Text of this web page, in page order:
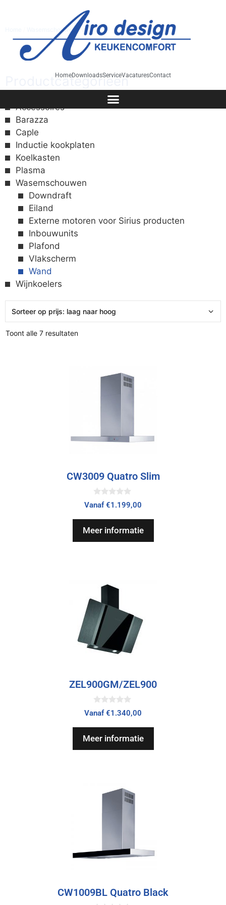
HomeDownloadsServiceVacaturesContact
Wasemschouwen / Wand
Productcategorieën
Accessoires
Barazza
Caple
Inductie kookplaten
Koelkasten
Plasma
Wasemschouwen
Downdraft
Eiland
Externe motoren voor Sirius producten
Inbouwunits
Plafond
Vlakscherm
Wand
Wijnkoelers
Toont alle 7 resultaten
CW3009 Quatro Slim
0
v
5
Vanaf€1.199,00
Meer informatie
ZEL900GM/ZEL900
v
5
Vanaf€1.340,00
Meer informatie
CW1009BL Quatro Black